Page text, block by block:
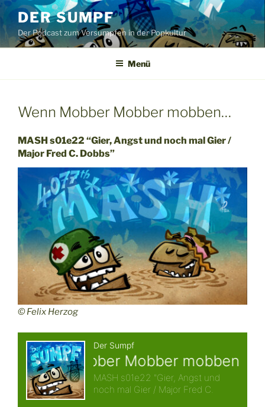
Zum
Inhalt
springen
DER SUMPF
Der Podcast zum Versumpfen in der Popkultur
Menü
Wenn Mobber Mobber mobben…
MASH s01e22 “Gier, Angst und noch mal Gier /
Major Fred C. Dobbs”
© Felix Herzog